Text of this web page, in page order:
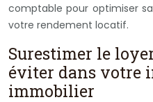
comptable pour optimiser
votre rendement locatif.
Surestimer le
éviter dans votre
immobilier